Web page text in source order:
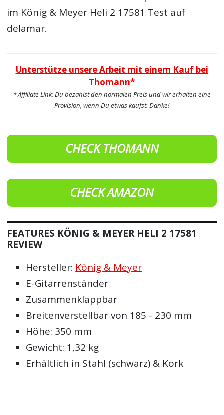
im König & Meyer Heli 2 17581 Test auf
delamar.
Unterstütze unsere Arbeit mit einem Kauf bei
Thomann*
* Affiliate Link: Du bezahlst den normalen Preis und wir erhalten eine
Provision, wenn Du etwas kaufst. Danke!
CHECK THOMANN
CHECK AMAZON
FEATURES KÖNIG & MEYER HELI 2 17581
REVIEW
Hersteller: König & Meyer
E-Gitarrenständer
Zusammenklappbar
Breitenverstellbar von 185 - 230 mm
Höhe: 350 mm
Gewicht: 1,32 kg
Erhältlich in Stahl (schwarz) & Kork